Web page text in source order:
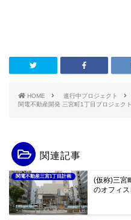
HOME 進行中プロジェクト
関電不動産開発 三宮町1丁目プロジェク
関連記事
関電不動産三宮1丁目計画
(仮称)三宮
のオフィス